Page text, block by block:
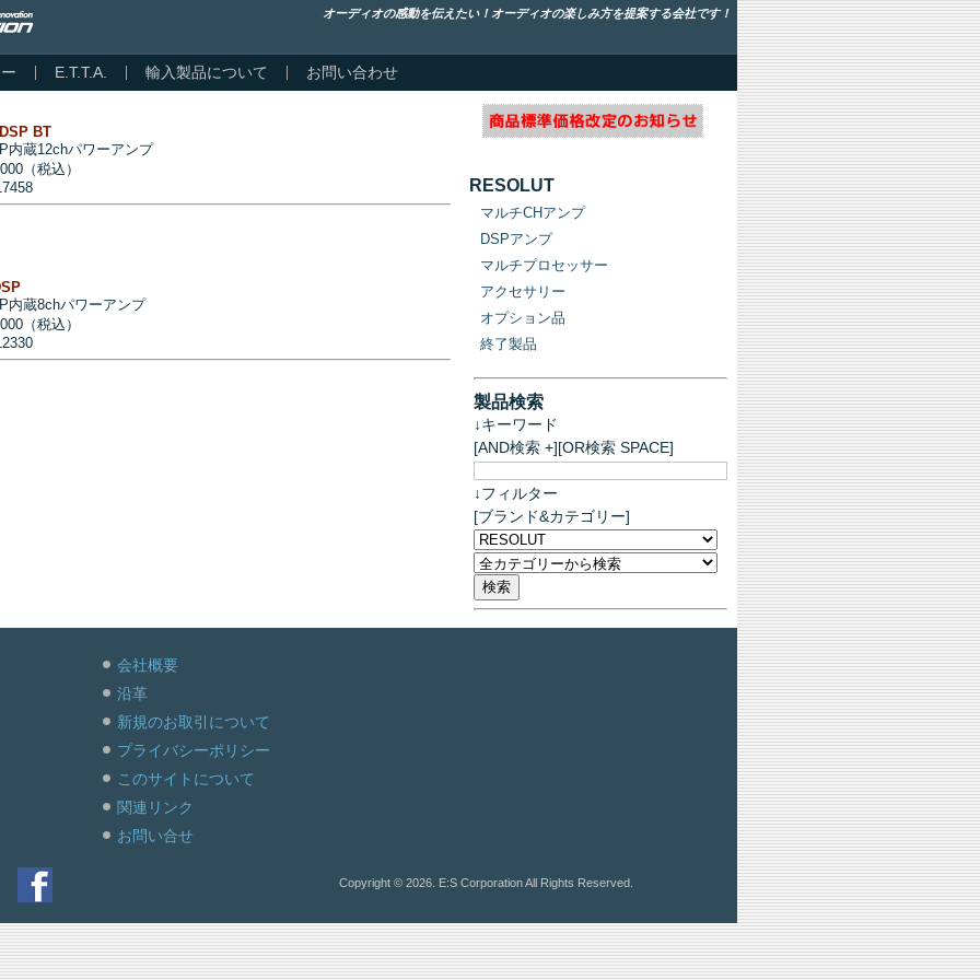
オーディオの感動を伝えたい！オーディオの楽しみ方を提案する会社です！
E.T.T.A. 輸入製品について お問い合わせ
BT
内蔵12chパワーアンプ
（税込）
内蔵8chパワーアンプ
（税込）
RESOLUT
マルチCHアンプ
DSPアンプ
マルチプロセッサー
アクセサリー
オプション品
終了製品
製品検索
↓キーワード
[AND検索 +][OR検索 SPACE]
↓フィルター
[ブランド&カテゴリー]
会社概要
沿革
新規のお取引について
プライバシーポリシー
このサイトについて
関連リンク
お問い合せ
Copyright © 2026. E:S Corporation All Rights Reserved.